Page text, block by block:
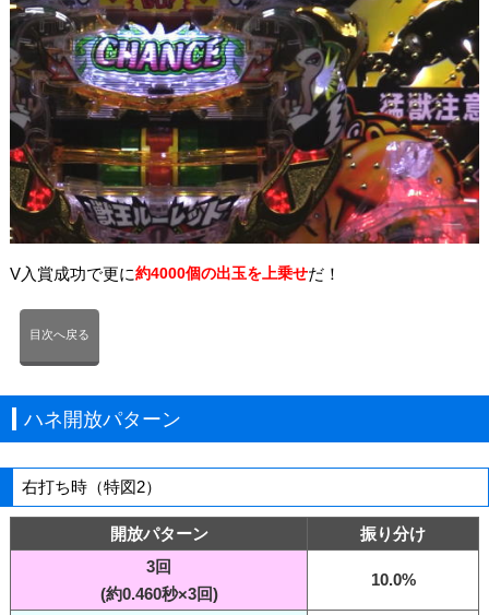
V入賞成功で更に約4000個の出玉を上乗せだ！
目次へ戻る
ハネ開放パターン
右打ち時（特図2）
開放パターン
振り分け
3回
(約0.460秒×3回)
10.0%